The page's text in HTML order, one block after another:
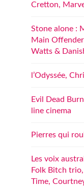
Cretton,
Stone alone :
Main
Watts &
l’Odyssée,
Evil Dead
line cinema
Pierres qui
Les voix
Folk Bitch
Time,